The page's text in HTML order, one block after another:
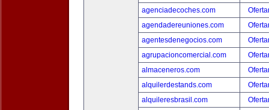
agenciadecoches.com
agendadereuniones.com
agentesdenegocios.com
agrupacioncomercial.com
almaceneros.com
alquilerdestands.com
alquileresbrasil.com